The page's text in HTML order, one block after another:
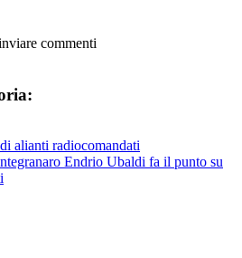
commenti
alianti radiocomandati
Endrio Ubaldi fa il punto su